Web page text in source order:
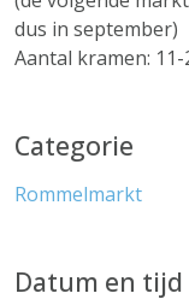
dus in september)
Aantal kramen: 11-
Categorie
Rommelmarkt
Datum en tijd